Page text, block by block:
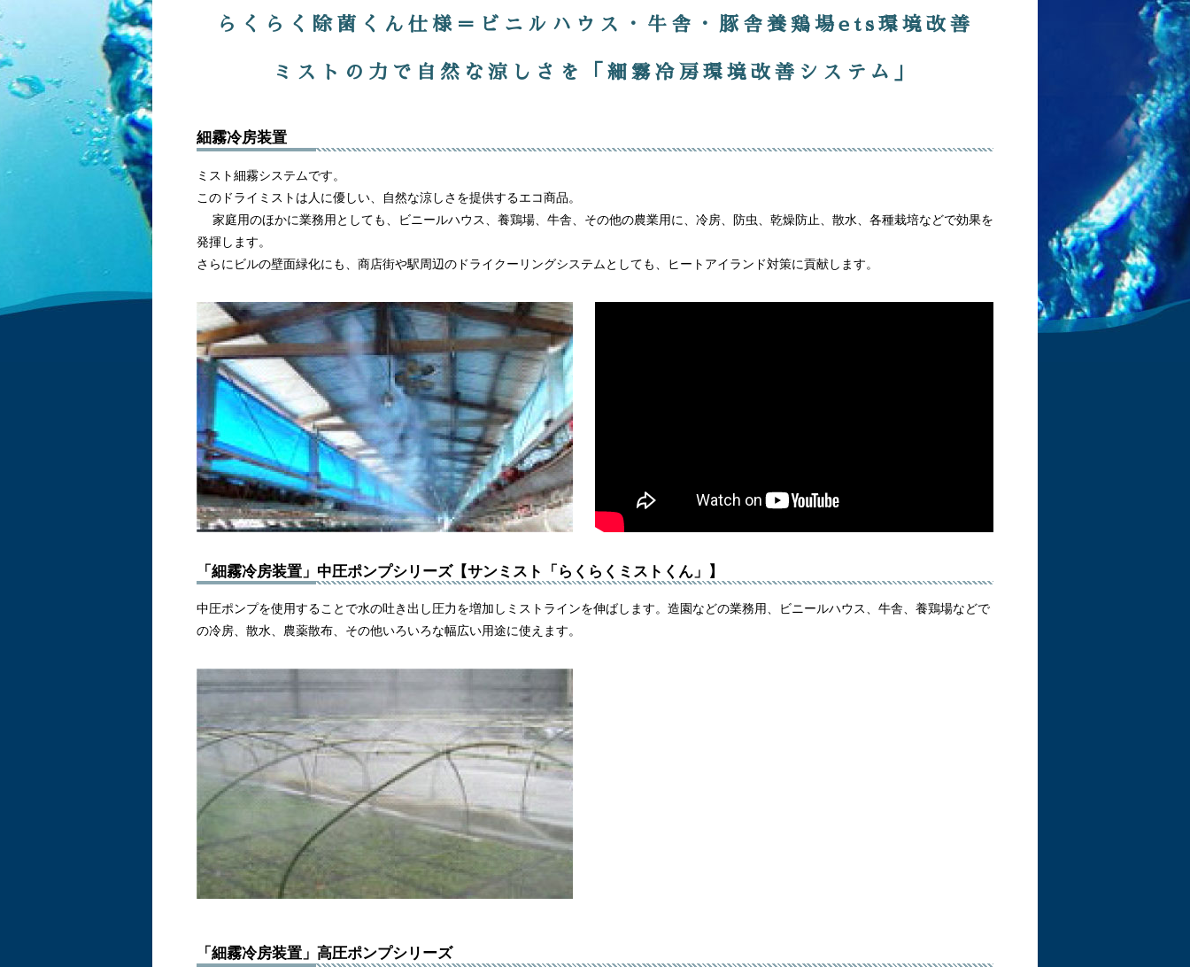
らくらく除菌くん仕様＝ビニルハウス・牛舎・豚舎養鶏場ets環境改善
ミストの力で自然な涼しさを「細霧冷房環境改善システム」
細霧冷房装置
ミスト細霧システムです。
このドライミストは人に優しい、自然な涼しさを提供するエコ商品。
家庭用のほかに業務用としても、ビニールハウス、養鶏場、牛舎、その他の農業用に、冷房、防虫、乾燥防止、散水、各種栽培などで効果を
発揮します。
さらにビルの壁面緑化にも、商店街や駅周辺のドライクーリングシステムとしても、ヒートアイランド対策に貢献します。
「細霧冷房装置」中圧ポンプシリーズ【サンミスト「らくらくミストくん」】
中圧ポンプを使用することで水の吐き出し圧力を増加しミストラインを伸ばします。造園などの業務用、ビニールハウス、牛舎、養鶏場などで
の冷房、散水、農薬散布、その他いろいろな幅広い用途に使えます。
「細霧冷房装置」高圧ポンプシリーズ